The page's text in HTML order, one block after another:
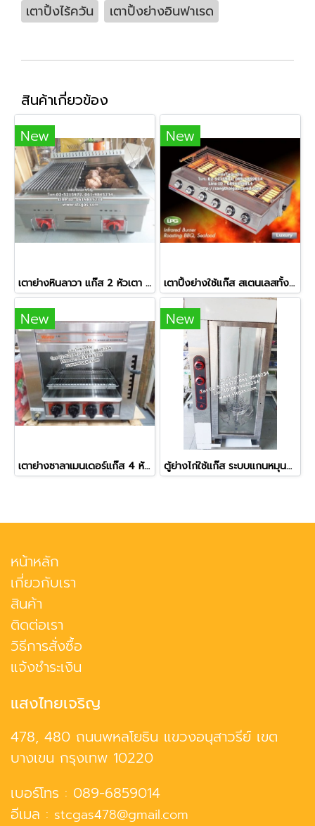
เตาปิ้งไร้ควัน
เตาปิ้งย่างอินฟาเรด
สินค้าเกี่ยวข้อง
New
เตาย่างหินลาวา แก๊ส 2 หัวเตา หน้าเตากว้างพิเศษ
New
เตาปิ้งย่างใช้แก๊ส สเตนเลสทั้งตัว หัวเตาอินฟาเรด 6 หัว
New
เตาย่างซาลาเมนเดอร์แก๊ส 4 หัวเตา ยี่ห้อเวอร์รี่
New
ตู้ย่างไก่ใช้แก๊ส ระบบแกนหมุนอัตโนมัติ ย่างไก่ได้ครั้งละ 12 ตัว
หน้าหลัก
เกี่ยวกับเรา
สินค้า
ติดต่อเรา
วิธีการสั่งซื้อ
แจ้งชำระเงิน
แสงไทยเจริญ
478, 480 ถนนพหลโยธิน แขวงอนุสาวรีย์ เขต
บางเขน กรุงเทพ 10220
เบอร์โทร : 089-6859014
อีเมล : stcgas478@gmail.com